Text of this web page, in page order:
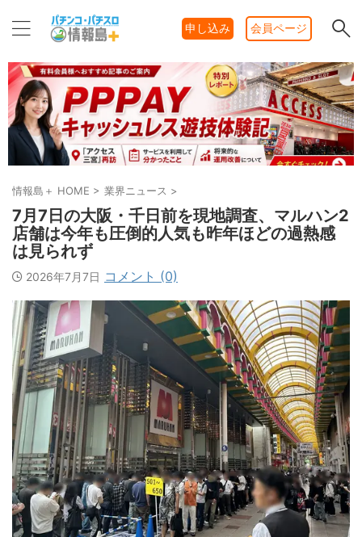
申し込み 会員ページ
情報島＋ HOME > 業界ニュース >
7月7日の大阪・千日前を現地調査、マルハン2
店舗は今年も圧倒的人気も昨年ほどの過熱感
は見られず
2026年7月7日 コメント (0)